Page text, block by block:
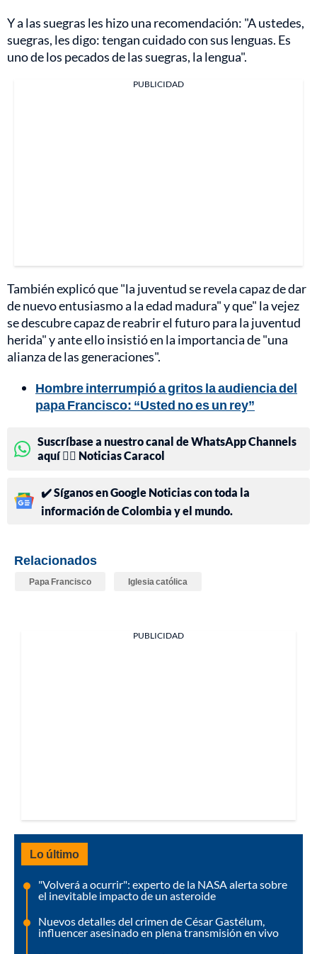
Y a las suegras les hizo una recomendación: "A ustedes,
suegras, les digo: tengan cuidado con sus lenguas. Es
uno de los pecados de las suegras, la lengua".
PUBLICIDAD
También explicó que "la juventud se revela capaz de dar
de nuevo entusiasmo a la edad madura" y que" la vejez
se descubre capaz de reabrir el futuro para la juventud
herida" y ante ello insistió en la importancia de "una
alianza de las generaciones".
Hombre interrumpió a gritos la audiencia del
papa Francisco: “Usted no es un rey”
Suscríbase a nuestro canal de WhatsApp Channels
aquí 👉🏻 Noticias Caracol
✔️ Síganos en Google Noticias con toda la
información de Colombia y el mundo.
Relacionados
Papa Francisco Iglesia católica
PUBLICIDAD
Lo último
"Volverá a ocurrir": experto de la NASA alerta sobre
el inevitable impacto de un asteroide
Nuevos detalles del crimen de César Gastélum,
influencer asesinado en plena transmisión en vivo